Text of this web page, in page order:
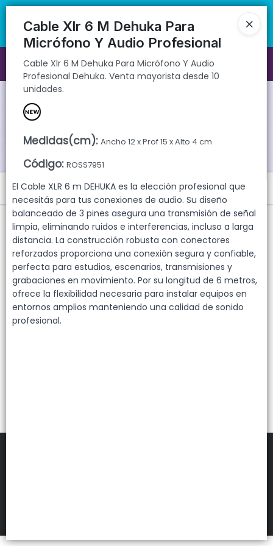
Cable Xlr 6 M Dehuka Para Micrófono Y Audio Profesional Dehuka.
Cable Xlr 6 M Dehuka Para
Micrófono Y Audio Profesional
Cable Xlr 6 M Dehuka Para Micrófono Y Audio
Profesional Dehuka. Venta mayorista desde 10
unidades.
Medidas(cm): Ancho 12 x Prof 15 x Alto 4 cm
Código: ROSS7951
El Cable XLR 6 m DEHUKA es la elección profesional que
necesitás para tus conexiones de audio. Su diseño
balanceado de 3 pines asegura una transmisión de señal
limpia, eliminando ruidos e interferencias, incluso a larga
distancia. La construcción robusta con conectores
reforzados proporciona una conexión segura y confiable,
perfecta para estudios, escenarios, transmisiones y
grabaciones en movimiento. Por su longitud de 6 metros,
ofrece la flexibilidad necesaria para instalar equipos en
entornos amplios manteniendo una calidad de sonido
profesional.
directa | 📦 Comprá mayorista desde 10 unidades. ¡Registrate y
accedé a precios exclusivos!
Ingresar a la Tienda
CÓMO COMPRAR
GARANTIAS
CONTACTO
Menú
Cable Xlr 6 M Dehuka Para Micrófono Y Audio Profesional Dehuka.
Venta mayorista desde 10 unidades.
Lista vacía